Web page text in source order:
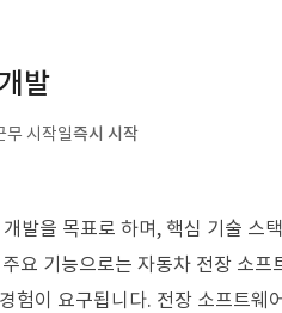
발
무 시작일즉시 시작
발을 목표로 하며, 핵심 기술 스
요 기능으로는 자동차 전장 소프
험이 요구됩니다. 전장 소프트웨